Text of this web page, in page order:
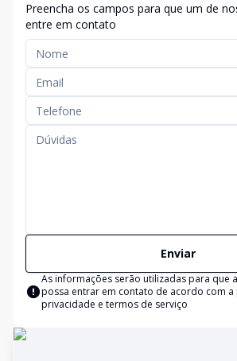
Preencha os campos para que um de
entre em contato
Enviar
As informações serão utilizadas para que
possa entrar em contato de acordo com a
privacidade e termos de serviço